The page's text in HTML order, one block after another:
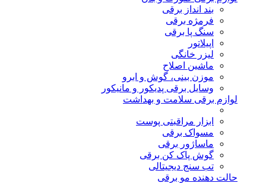
بند انداز برقی
فرمژه برقی
سنگ پا برقی
اپیلاتور
لیزر خانگی
ماشین اصلاح
موزن بینی، گوش و ابرو
وسایل برقی پدیکور و مانیکور
لوازم برقی سلامت و بهداشت
ابزار مراقبتی پوست
مسواک برقی
ماساژور برقی
گوش پاک کن برقی
تب سنج دیجیتالی
حالت دهنده مو برقی